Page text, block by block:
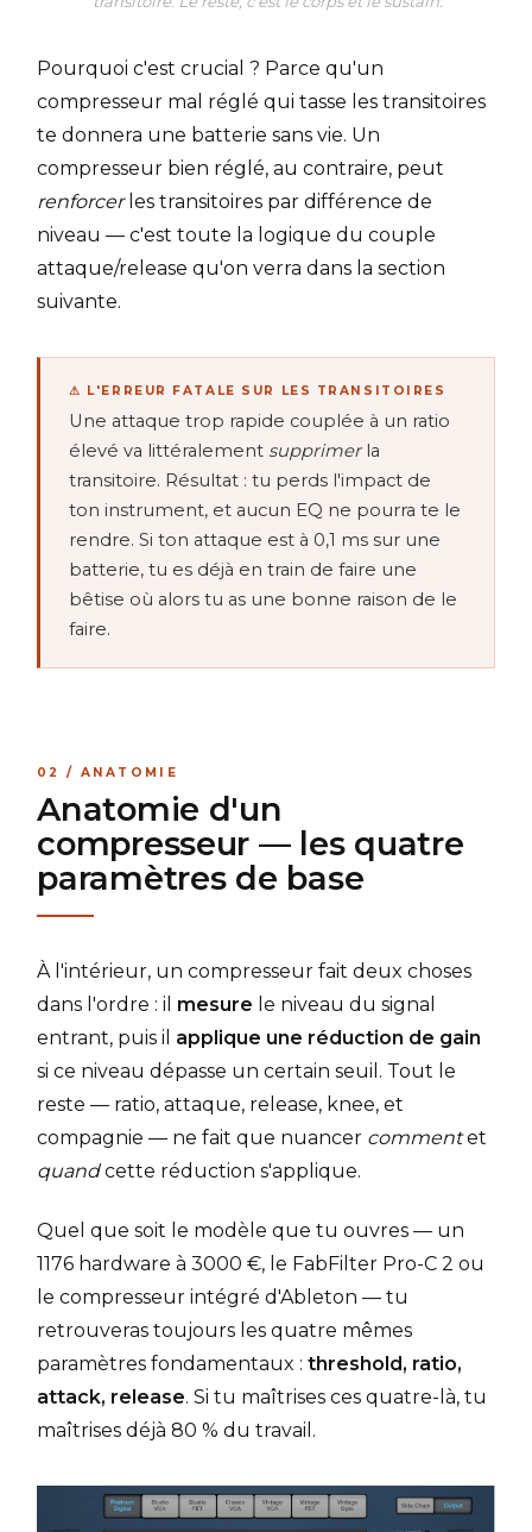
Pourquoi c'est crucial ? Parce qu'un
compresseur mal réglé qui tasse les transitoires
te donnera une batterie sans vie. Un
compresseur bien réglé, au contraire, peut
renforcerles transitoires par différence de
niveau — c'est toute la logique du couple
attaque/release qu'on verra dans la section
suivante.
⚠ L'ERREUR FATALE SUR LES TRANSITOIRES
Une attaque trop rapide couplée à un ratio
élevé va littéralement supprimerla
transitoire. Résultat : tu perds l'impact de
ton instrument, et aucun EQ ne pourra te le
rendre. Si ton attaque est à 0,1 ms sur une
batterie, tu es déjà en train de faire une
bêtise où alors tu as une bonne raison de le
faire.
02 / ANATOMIE
Anatomie d'un
compresseur — les quatre
paramètres de base
À l'intérieur, un compresseur fait deux choses
dans l'ordre : il mesure le niveau du signal
entrant, puis il applique une réduction de gain
si ce niveau dépasse un certain seuil. Tout le
reste — ratio, attaque, release, knee, et
compagnie — ne fait que nuancer commentet
quandcette réduction s'applique.
Quel que soit le modèle que tu ouvres — un
1176 hardware à 3000 €, le FabFilter Pro-C 2 ou
le compresseur intégré d'Ableton — tu
retrouveras toujours les quatre mêmes
paramètres fondamentaux :threshold, ratio,
attack, release. Si tu maîtrises ces quatre-là, tu
maîtrises déjà 80 % du travail.